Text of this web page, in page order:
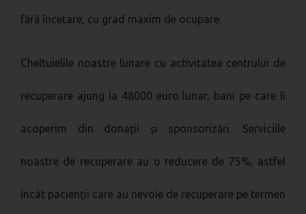
fără încetare, cu grad maxim de ocupare.
Cheltuielile noastre lunare cu activitatea centrului de
recuperare ajung la 48000 euro lunar, bani pe care îi
acoperim din donații și sponsorizări. Serviciile
noastre de recuperare au o reducere de 75%, astfel
încât pacienții care au nevoie de recuperare pe termen